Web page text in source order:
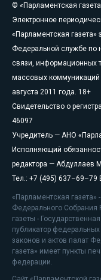
© «Парламентская
Электронное
«Парламентская газета»
Федеральной службе по
связи, информационных
массовых коммуникаций
августа 2011 года. 18+
Свидетельство о
46097
Учредитель — АНО
Исполняющий
редактора — Абдуллаев
Тел.: +7 (495) 637–69–79
«Парламентская
Федерального Собрания
газеты -
публикатор
законов и актов палат
газета» имеет пункты
федерации.